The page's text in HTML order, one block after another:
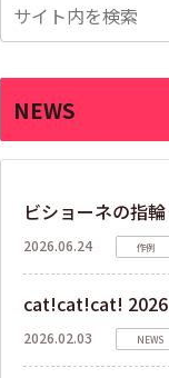
NEWS
ビショーネの指輪
2026.06.24 作例
cat!cat!cat! 2026
2026.02.03 NEWS